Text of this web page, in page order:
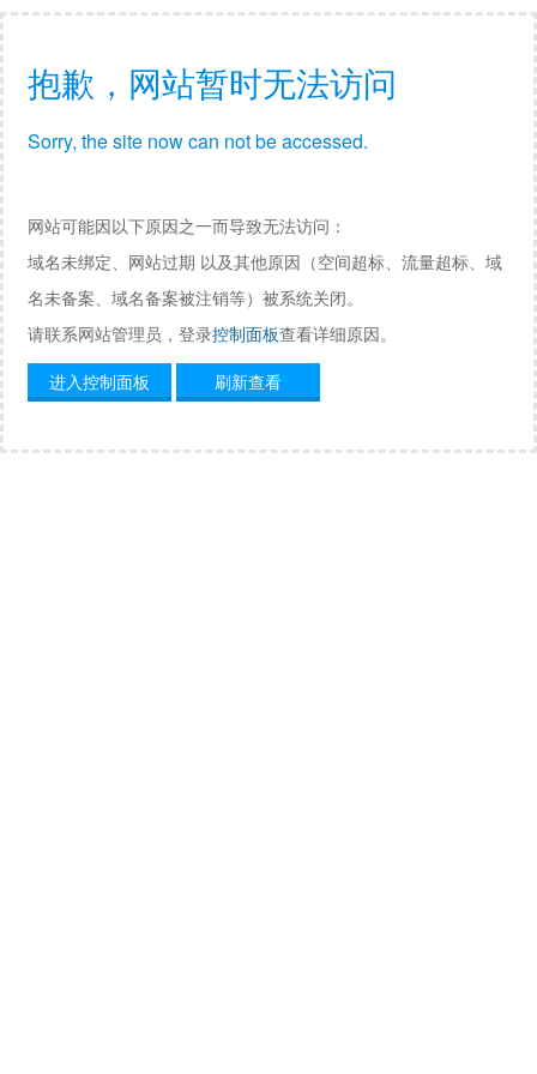
抱歉，网站暂时无法访问
Sorry, the site now can not be accessed.
网站可能因以下原因之一而导致无法访问：
域名未绑定、网站过期 以及其他原因（空间超标、流量超标、域
名未备案、域名备案被注销等）被系统关闭。
请联系网站管理员，登录控制面板查看详细原因。
进入控制面板
刷新查看